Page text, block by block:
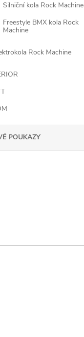
Silniční kola Rock Machine
Freestyle BMX kola Rock
Machine
Rock Machine
POUKAZY